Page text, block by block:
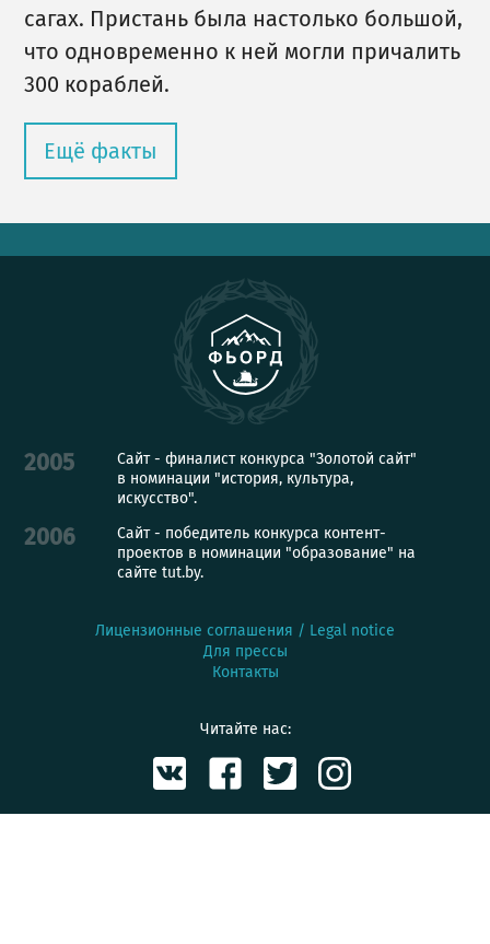
сагах. Пристань была настолько большой,
что одновременно к ней могли причалить
300 кораблей.
Ещё факты
2005
Сайт - финалист конкурса "Золотой сайт"
в номинации "история, культура,
искусство".
2006
Сайт - победитель конкурса контент-
проектов в номинации "образование" на
сайте tut.by.
Лицензионные соглашения / Legal notice
Для прессы
Контакты
Читайте нас: